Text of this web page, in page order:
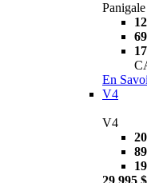
En
V4
V4
29 995 $